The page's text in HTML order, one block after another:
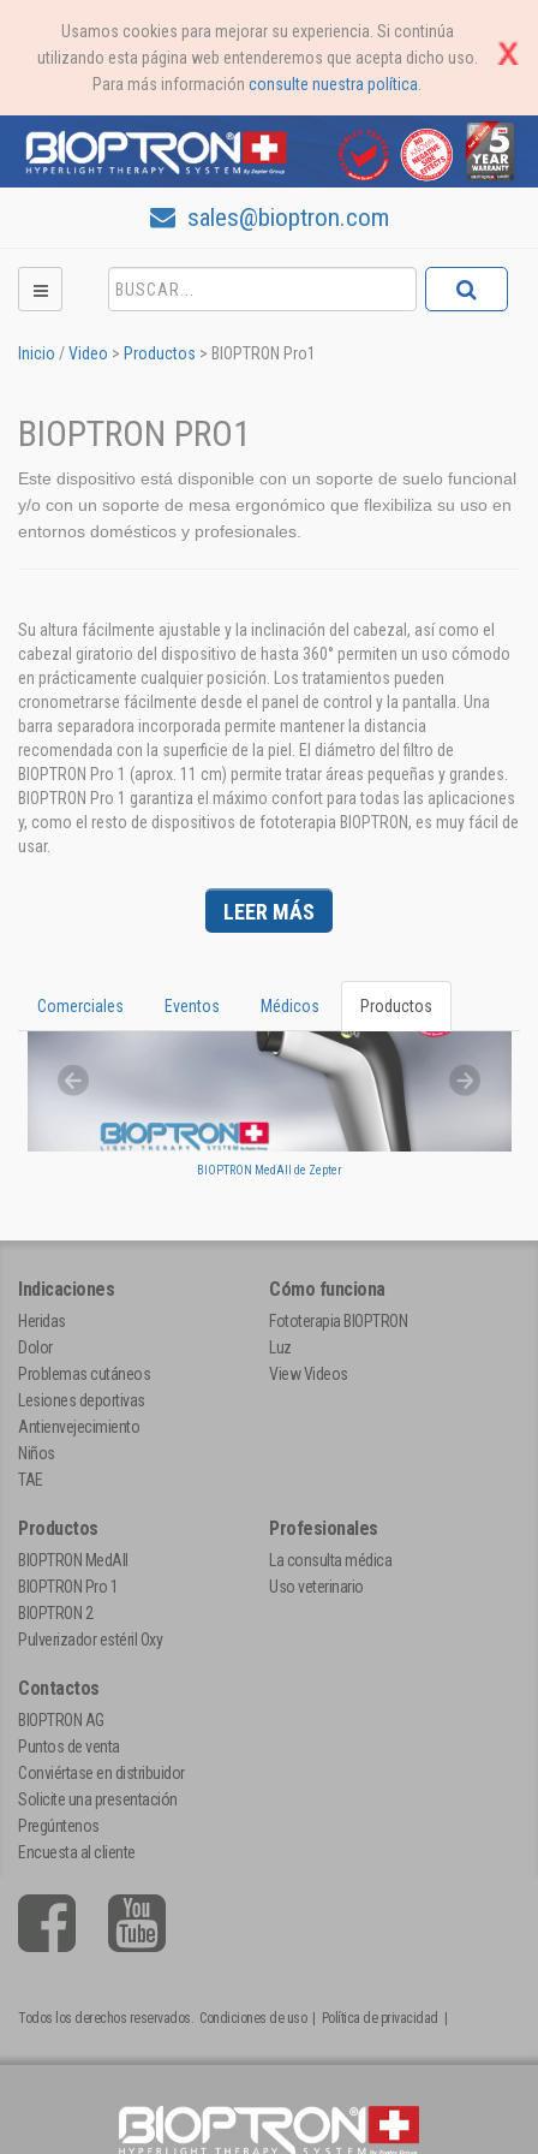
Usamos cookies para mejorar su experiencia. Si continúa
utilizando esta página web entenderemos que acepta dicho uso.
Para más información consulte nuestra política
sales@bioptron.com
Inicio /Video > Productos > BIOPTRON Pro1
BIOPTRON PRO1
Este dispositivo está disponible con un soporte de suelo funcional
y/o con un soporte de mesa ergonómico que flexibiliza su uso en
entornos domésticos y profesionales.
Su altura fácilmente ajustable y la inclinación del cabezal, así como el
cabezal giratorio del dispositivo de hasta 360° permiten un uso cómodo
en prácticamente cualquier posición. Los tratamientos pueden
cronometrarse fácilmente desde el panel de control y la pantalla. Una
barra separadora incorporada permite mantener la distancia
recomendada con la superficie de la piel. El diámetro del filtro de
BIOPTRON Pro 1 (aprox. 11 cm) permite tratar áreas pequeñas y grandes.
BIOPTRON Pro 1 garantiza el máximo confort para todas las aplicaciones
y, como el resto de dispositivos de fototerapia BIOPTRON, es muy fácil de
usar.
LEER MÁS
Comerciales Eventos Médicos Productos
BIOPTRON MedAll de Zepter
Indicaciones
Heridas
Dolor
Problemas cutáneos
Lesiones deportivas
Antienvejecimiento
Niños
TAE
Cómo funciona
Fototerapia BIOPTRON
Luz
View Videos
Productos
BIOPTRON MedAll
BIOPTRON Pro 1
BIOPTRON 2
Pulverizador estéril Oxy
Profesionales
La consulta médica
Uso veterinario
Contactos
BIOPTRON AG
Puntos de venta
Conviértase en distribuidor
Solicite una presentación
Pregúntenos
Encuesta al cliente
Todos los derechos reservados. Condiciones de uso| Política de privacidad |